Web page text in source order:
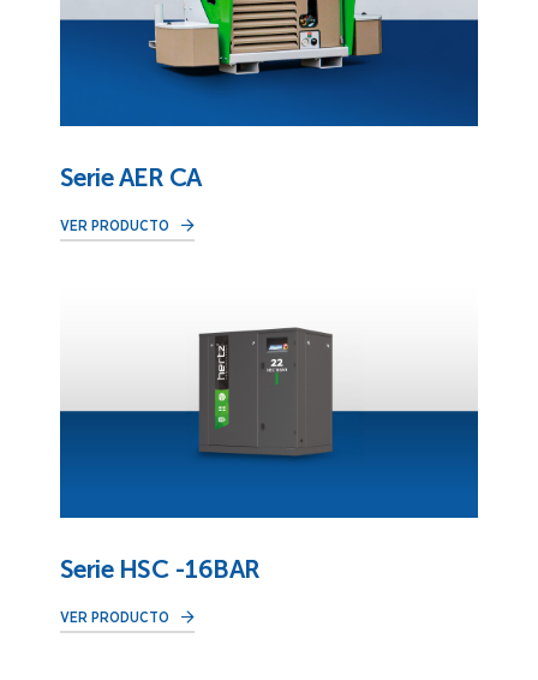
Serie AER CA
VER PRODUCTO
Serie HSC -16BAR
VER PRODUCTO